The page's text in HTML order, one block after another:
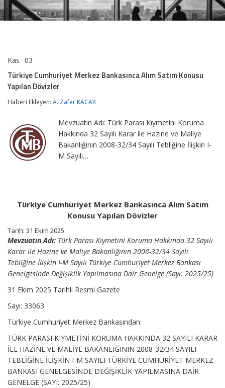
Kas 03
Merkez
Bankasınca
Satım
Yapılan
için
Türkiye Cumhuriyet Merkez Bankasınca Alım Satım Konusu
Yapılan Dövizler
Haberi Ekleyen: A. Zafer KACAR
Mevzuatın Adı: Türk Parası Kıymetini Koruma
Hakkında 32 Sayılı Karar ile Hazine ve Maliye
Bakanlığının 2008-32/34 Sayılı Tebliğine İlişkin I-
M Sayılı…
Türkiye Cumhuriyet Merkez Bankasınca Alım Satım
Konusu Yapılan Dövizler
Tarih: 31 Ekim 2025
Mevzuatın Adı: Türk Parası Kıymetini Koruma Hakkında 32 Sayılı
Karar ile Hazine ve Maliye Bakanlığının 2008-32/34 Sayılı
Tebliğine İlişkin I-M Sayılı Türkiye Cumhuriyet Merkez Bankası
Genelgesinde Değişiklik Yapılmasına Dair Genelge (Sayı: 2025/25)
31 Ekim 2025 Tarihli Resmi Gazete
Sayı: 33063
Türkiye Cumhuriyet Merkez Bankasından:
TÜRK PARASI KIYMETİNİ KORUMA HAKKINDA 32 SAYILI KARAR
İLE HAZİNE VE MALİYE BAKANLIĞININ 2008-32/34 SAYILI
TEBLİĞİNE İLİŞKİN I-M SAYILI TÜRKİYE CUMHURİYET MERKEZ
BANKASI GENELGESİNDE DEĞİŞİKLİK YAPILMASINA DAİR
GENELGE (SAYI: 2025/25)